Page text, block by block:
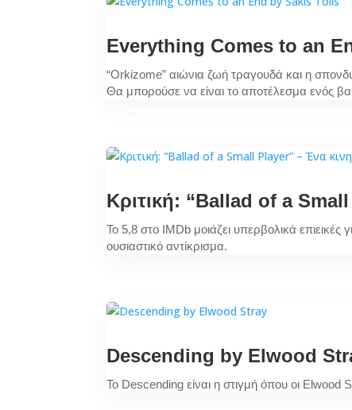
Everything Comes to an
“Orkizome” αιώνια ζωή τραγουδά και η
Θα μπορούσε να είναι το αποτέλεσμα ενός
Κριτική: “Ballad of a
Το 5,8 στο IMDb μοιάζει υπερβολικά
ουσιαστικό αντίκρισμα.
Descending by Elwood
Το Descending είναι η στιγμή όπου οι